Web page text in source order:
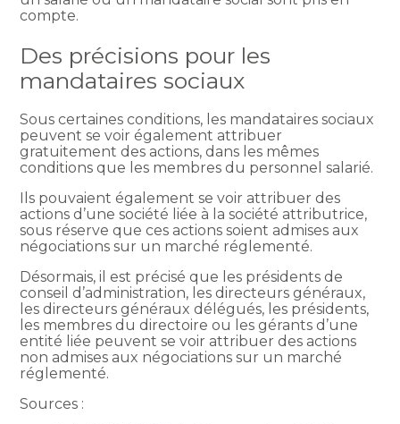
compte.
Des précisions pour les
mandataires sociaux
Sous certaines conditions, les mandataires sociaux
peuvent se voir également attribuer
gratuitement des actions, dans les mêmes
conditions que les membres du personnel salarié.
Ils pouvaient également se voir attribuer des
actions d’une société liée à la société attributrice,
sous réserve que ces actions soient admises aux
négociations sur un marché réglementé.
Désormais, il est précisé que les présidents de
conseil d’administration, les directeurs généraux,
les directeurs généraux délégués, les présidents,
les membres du directoire ou les gérants d’une
entité liée peuvent se voir attribuer des actions
non admises aux négociations sur un marché
réglementé.
Sources :